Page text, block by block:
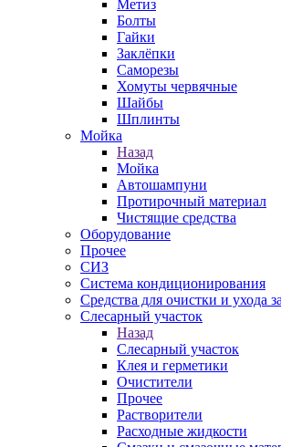
Метиз
Болты
Гайки
Заклёпки
Саморезы
Хомуты червячные
Шайбы
Шплинты
Мойка
Назад
Мойка
Автошампуни
Протирочный материал
Чистящие средства
Оборудование
Прочее
СИЗ
Система кондиционирования
Средства для очистки и ухода
Слесарный участок
Назад
Слесарный участок
Клея и герметики
Очистители
Прочее
Растворители
Расходные жидкости